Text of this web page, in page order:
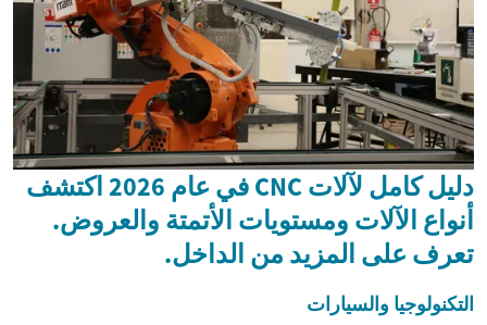
دليل كامل لآلات CNC في عام 2026 اكتشف
أنواع الآلات ومستويات الأتمتة والعروض.
تعرف على المزيد من الداخل.
التكنولوجيا والسيارات